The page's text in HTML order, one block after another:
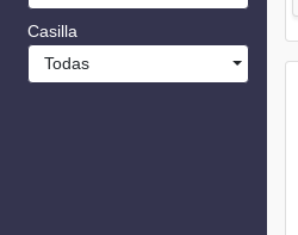
Casilla
Todas